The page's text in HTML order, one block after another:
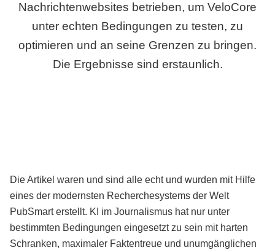
Nachrichtenwebsites betrieben, um VeloCore
unter echten Bedingungen zu testen, zu
optimieren und an seine Grenzen zu bringen.
Die Ergebnisse sind erstaunlich.
Die Artikel waren und sind alle echt und wurden mit Hilfe
eines der modernsten Recherchesystems der Welt
PubSmart erstellt. KI im Journalismus hat nur unter
bestimmten Bedingungen eingesetzt zu sein mit harten
Schranken, maximaler Faktentreue und unumgänglichen